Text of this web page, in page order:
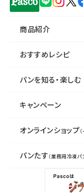
商品紹介
おすすめレシピ
パンを知る・楽しむ
キャンペーン
オンラインショップ
パンたす （業務用冷凍パ